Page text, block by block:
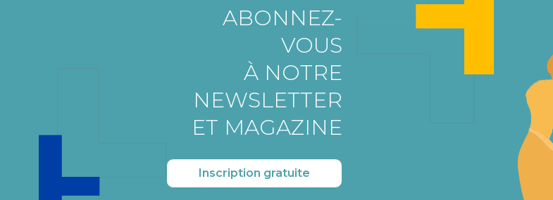
ABONNEZ-
VOUS
À NOTRE
NEWSLETTER
ET MAGAZINE
Inscription gratuite